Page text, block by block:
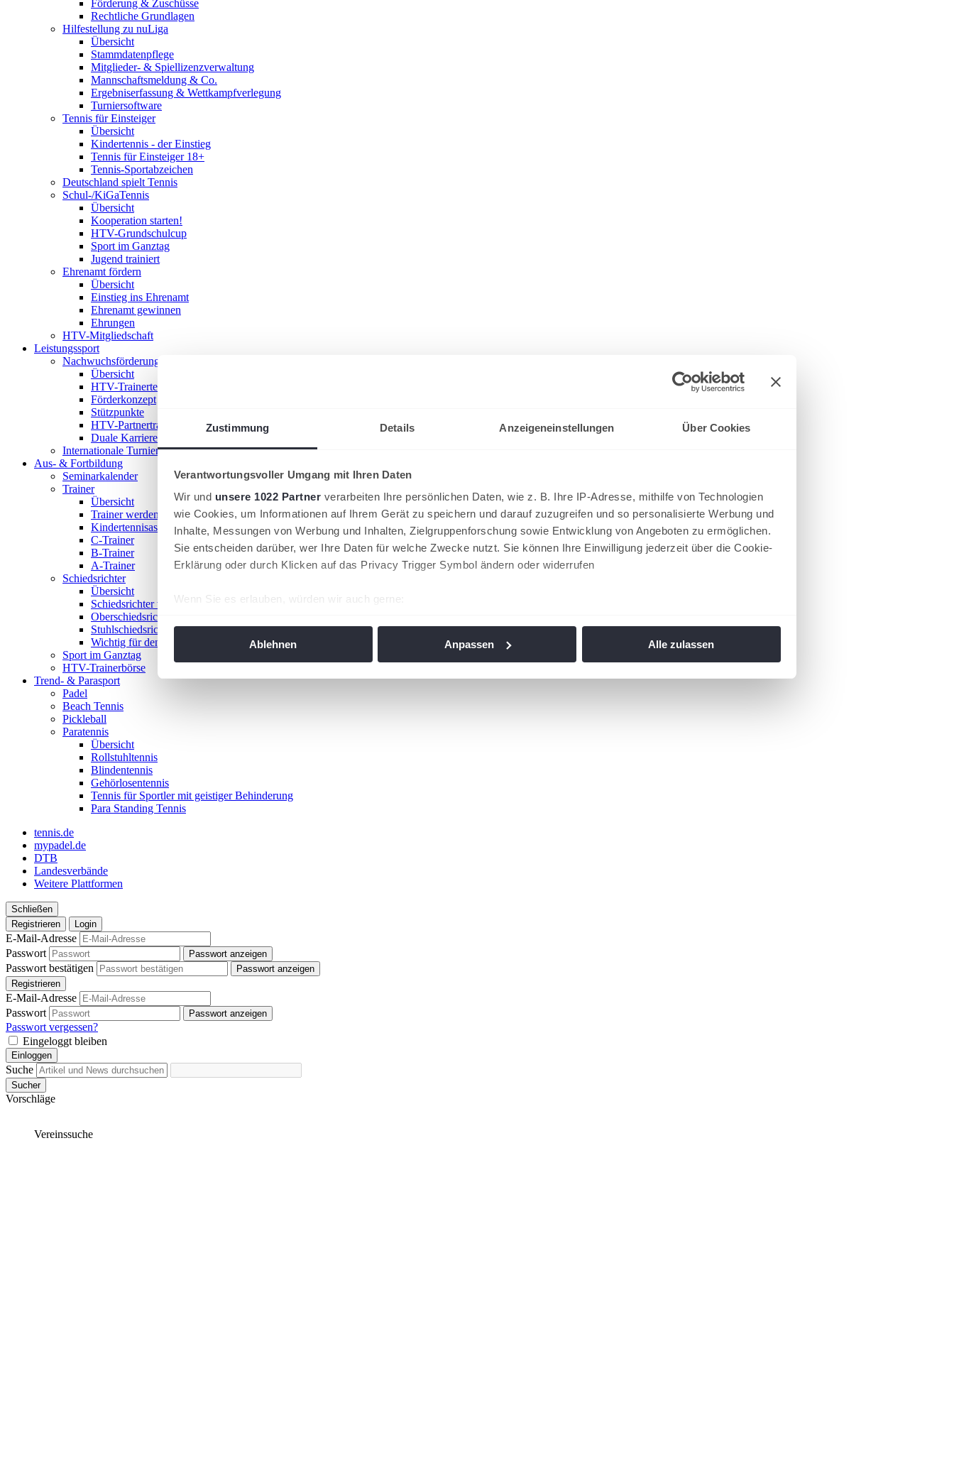
Zustimmung Details Anzeigeneinstellungen Über Cookies
Verantwortungsvoller Umgang mit Ihren Daten
Wir und unsere 1022 Partner verarbeiten Ihre persönlichen Daten, wie z. B. Ihre IP-Adresse, mithilfe von Technologien
wie Cookies, um Informationen auf Ihrem Gerät zu speichern und darauf zuzugreifen und so personalisierte Werbung und
Inhalte, Messungen von Werbung und Inhalten, Zielgruppenforschung sowie Entwicklung von Angeboten zu ermöglichen.
Sie entscheiden darüber, wer Ihre Daten für welche Zwecke nutzt. Sie können Ihre Einwilligung jederzeit über die Cookie-
Erklärung oder durch Klicken auf das Privacy Trigger Symbol ändern oder widerrufen
Wenn Sie es erlauben, würden wir auch gerne:
angepasst werden.
Ablehnen Anpassen Alle zulassen
Förderung & Zuschüsse
Rechtliche Grundlagen
Hilfestellung zu nuLiga
Übersicht
Stammdatenpflege
Mitglieder- & Spiellizenzverwaltung
Mannschaftsmeldung & Co.
Ergebniserfassung & Wettkampfverlegung
Turniersoftware
Tennis für Einsteiger
Übersicht
Kindertennis - der Einstieg
Tennis für Einsteiger 18+
Tennis-Sportabzeichen
Deutschland spielt Tennis
Schul-/KiGaTennis
Übersicht
Kooperation starten!
HTV-Grundschulcup
Sport im Ganztag
Jugend trainiert
Ehrenamt fördern
Übersicht
Einstieg ins Ehrenamt
Ehrenamt gewinnen
Ehrungen
HTV-Mitgliedschaft
Leistungssport
Nachwuchsförderung im HTV
Übersicht
HTV-Trainerteam
Förderkonzept
Stützpunkte
HTV-Partnertrainer
Duale Karriere
Internationale Turniere
Aus- & Fortbildung
Seminarkalender
Trainer
Übersicht
Trainer werden!
Kindertennisassistent
C-Trainer
B-Trainer
A-Trainer
Schiedsrichter
Übersicht
Schiedsrichter werden!
Oberschiedsrichter
Stuhlschiedsrichter
Wichtig für den Spieltag
Sport im Ganztag
HTV-Trainerbörse
Trend- & Parasport
Padel
Beach Tennis
Pickleball
Paratennis
Übersicht
Rollstuhltennis
Blindentennis
Gehörlosentennis
Tennis für Sportler mit geistiger Behinderung
Para Standing Tennis
tennis.de
mypadel.de
DTB
Landesverbände
Weitere Plattformen
Schließen
Registrieren
Login
E-Mail-Adresse
Passwort
Passwort anzeigen
Passwort bestätigen
Passwort anzeigen
Registrieren
E-Mail-Adresse
Passwort
Passwort anzeigen
Passwort vergessen?
Eingeloggt bleiben
Einloggen
Suche
Sucher
Vorschläge
Vereinssuche